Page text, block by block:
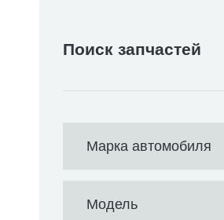
Поиск запчастей
Марка автомобиля
Модель